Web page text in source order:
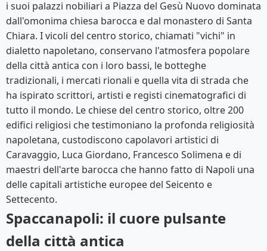
i suoi palazzi nobiliari a Piazza del Gesù Nuovo dominata
dall'omonima chiesa barocca e dal monastero di Santa
Chiara. I vicoli del centro storico, chiamati "vichi" in
dialetto napoletano, conservano l'atmosfera popolare
della città antica con i loro bassi, le botteghe
tradizionali, i mercati rionali e quella vita di strada che
ha ispirato scrittori, artisti e registi cinematografici di
tutto il mondo. Le chiese del centro storico, oltre 200
edifici religiosi che testimoniano la profonda religiosità
napoletana, custodiscono capolavori artistici di
Caravaggio, Luca Giordano, Francesco Solimena e di
maestri dell'arte barocca che hanno fatto di Napoli una
delle capitali artistiche europee del Seicento e
Settecento.
Spaccanapoli: il cuore pulsante
della città antica